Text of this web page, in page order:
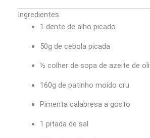
Ingredientes
1 dente de alho picado
50g de cebola picada
½ colher de sopa de azeite de
160g de patinho moído cru
Pimenta calabresa a gosto
1 pitada de sal